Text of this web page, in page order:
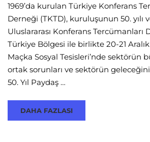
1969’da kurulan Türkiye Konferans
Derneği (TKTD), kuruluşunun 50. yılı
Uluslararası Konferans Tercümanları
Türkiye Bölgesi ile birlikte 20-21 Aralık
Maçka Sosyal Tesisleri’nde sektörün
ortak sorunları ve sektörün
50. Yıl Paydaş …
DAHA FAZLASI